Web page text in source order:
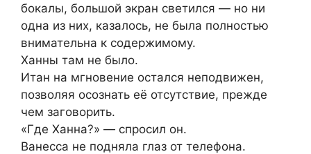
бокалы, большой экран светился — но ни
одна из них, казалось, не была полностью
внимательна к содержимому.
Ханны там не было.
Итан на мгновение остался неподвижен,
позволяя осознать её отсутствие, прежде
чем заговорить.
«Где Ханна?» — спросил он.
Ванесса не подняла глаз от телефона.